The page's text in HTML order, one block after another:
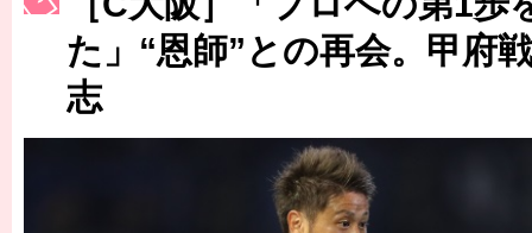
［3215号］WEEKLY EG SELECTION
［3216号］行く末占うラストワン
［3217号］最高の景色へ出国
［3218号］WEEKLY EG SELECTION
た」“恩師”との再会。甲府
志